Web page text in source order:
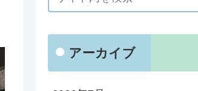
アーカイブ